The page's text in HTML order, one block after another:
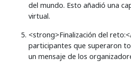
del mundo. Esto añadió una
virtual.
<strong>Finalización del
participantes que superaron
un mensaje de los